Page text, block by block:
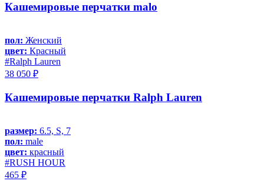
Кашемировые перчатки malo
пол: Женский
цвет: Красный
#Ralph Lauren
38 050 ₽
Кашемировые перчатки Ralph Lauren
размер: 6.5, S, 7
пол: male
цвет: красный
#RUSH HOUR
465 ₽